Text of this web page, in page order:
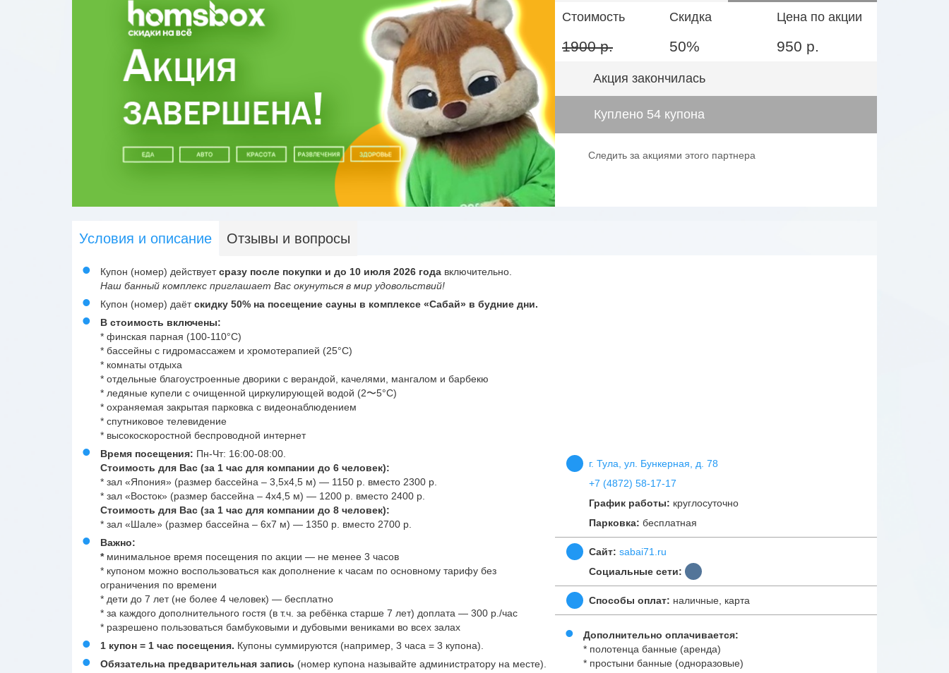
Стоимость
1900 р.
Скидка
50%
Цена по акции
950 р.
Акция закончилась
Куплено 54 купона
Следить за акциями этого партнера
Условия и описание Отзывы и вопросы
Купон (номер) действуетсразу после покупки и до 10 июля 2026 года включительно.
Наш банный комплекс приглашает Вас окунуться в мир удовольствий!
Купон (номер) даётскидку 50% на посещение сауны в комплексе «Сабай» в будние дни.
В стоимость включены:
* финская парная (100-110°C)
* бассейны с гидромассажем и хромотерапией (25°C)
* комнаты отдыха
* отдельные благоустроенные дворики с верандой, качелями, мангалом и барбекю
* ледяные купели с очищенной циркулирующей водой (2〜5°C)
* охраняемая закрытая парковка с видеонаблюдением
* спутниковое телевидение
* высокоскоростной беспроводной интернет
Время посещения: Пн-Чт: 16:00-08:00.
Стоимость для Вас (за 1 час для компании до 6 человек):
* зал «Япония» (размер бассейна – 3,5х4,5 м) — 1150 р. вместо 2300 р.
* зал «Восток» (размер бассейна – 4х4,5 м) — 1200 р. вместо 2400 р.
Стоимость для Вас (за 1 час для компании до 8 человек):
* зал «Шале» (размер бассейна – 6х7 м) — 1350 р. вместо 2700 р.
Важно:
* минимальное время посещения по акции — не менее 3 часов
* купоном можно воспользоваться как дополнение к часам по основному тарифу без
ограничения по времени
* дети до 7 лет (не более 4 человек) — бесплатно
* за каждого дополнительного гостя (в т.ч. за ребёнка старше 7 лет) доплата — 300 р./час
* разрешено пользоваться бамбуковыми и дубовыми вениками во всех залах
1 купон = 1 час посещения. Купоны суммируются (например, 3 часа = 3 купона).
Обязательна предварительная запись (номер купона называйте администратору на месте).
г. Тула, ул. Бункерная, д. 78
+7 (4872) 58-17-17
График работы: круглосуточно
Парковка: бесплатная
Сайт: sabai71.ru
Социальные сети:
Способы оплат: наличные, карта
Дополнительно оплачивается:
* полотенца банные (аренда)
* простыни банные (одноразовые)